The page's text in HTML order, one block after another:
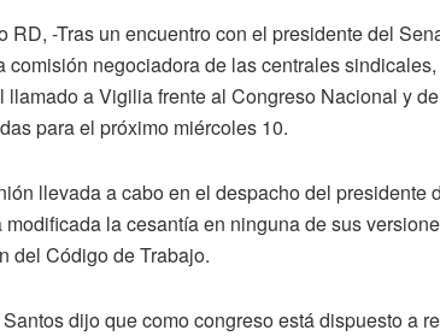
RD, -Tras un encuentro con el presidente del
comisión negociadora de las centrales
llamado a Vigilia frente al Congreso Nacional y
para el próximo miércoles 10.
llevada a cabo en el despacho del presidente
modificada la cesantía en ninguna de sus
del Código de Trabajo.
dijo que como congreso está dispuesto a